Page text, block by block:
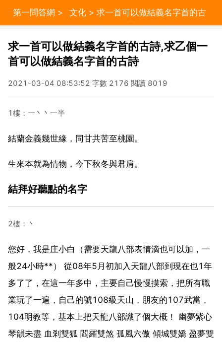
第一問答網 > 文化 > 求一首可以做結義名字首的古
詩,求乙個一首可以做結義名字首的古詩
求一首可以做結義名字首的古詩,求乙個一
首可以做結義名字首的古詩
2021-03-04 08:53:52 字數 2176 閱讀 8019
1樓：一丶丶一半
結蘭金義幾世緣，同甘共苦至桃園。
生來本就為情物，今下秋冬與君肩。
結拜好聽點的名字
2樓：丶
您好，我是庄小白（需要天龍八部表情滴也可以加，一
般24小時**） 從08年5月初加入天龍八部到現在也1年
多了了，在這一年多中，主要自己慢慢摸索，把所有職
業玩了一遍，自己的號108級天山，朋友的107武當，
104明教等，基本上把天龍八部識了個大概！ 幽夢紫心
琴韻未盡 血剎雙狐 閻羅雙煞 孤風六傲 傾城雙嬌 盈夢雙